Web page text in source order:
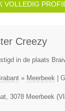
VOLLEDIG
Creezy
in de plaats
» Meerbeek|
, 3078 Meerbeek(